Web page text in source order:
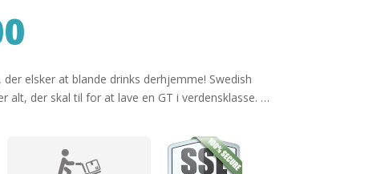
elsker at blande drinks derhjemme! Swedish
alt, der skal til for at lave en GT i verdensklasse. …